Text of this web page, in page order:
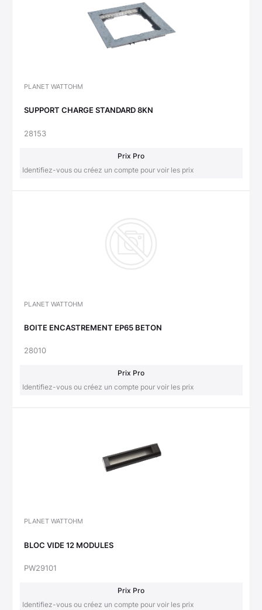
PLANET WATTOHM
SUPPORT CHARGE STANDARD 8KN
28153
Prix Pro
Identifiez-vous ou créez un compte pour voir les prix
PLANET WATTOHM
BOITE ENCASTREMENT EP65 BETON
28010
Prix Pro
Identifiez-vous ou créez un compte pour voir les prix
PLANET WATTOHM
BLOC VIDE 12 MODULES
PW29101
Prix Pro
Identifiez-vous ou créez un compte pour voir les prix